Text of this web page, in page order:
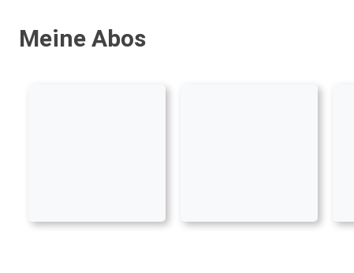
Meine Abos